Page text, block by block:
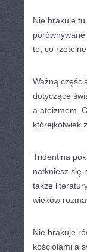
Nie brakuje
to, co
Ważną
dotyczące
a ateizmem.
którejkolwiek
Tridentina
natkniesz się
także
wieków
Nie brakuje
kościołami a